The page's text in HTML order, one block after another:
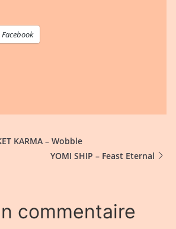
Facebook
KARMA – Wobble
YOMI SHIP – Feast Eternal
commentaire